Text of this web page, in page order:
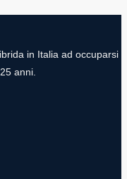
in Italia ad occuparsi
anni.